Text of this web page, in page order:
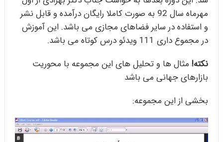
مهرماه سال 92 به صورت کاملا رایگان درآمده و قابل نشر
و استفاده در سایر فضاهای مجازی می باشد. این آموزش
در مجموع داری 111 ویدئو درس کوتاه می باشد.
نکته!مثال ها و تحلیل های این مجموعه با محوریت
بازارهای جهانی می باشد
بخشی از این مجموعه: